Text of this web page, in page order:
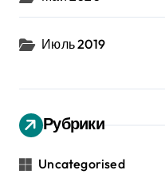
Июль 2019
Рубрики
Uncategorised